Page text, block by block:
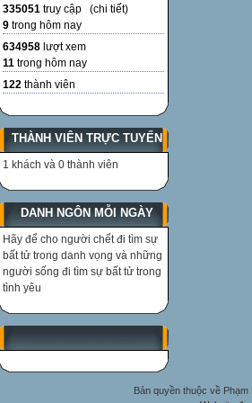
335051 truy cập (chi tiết)
9 trong hôm nay
634958 lượt xem
11 trong hôm nay
122 thành viên
THÀNH VIÊN TRỰC TUYẾN
1 khách và 0 thành viên
DANH NGÔN MỖI NGÀY
Hãy để cho người chết đi tìm sự
bất tử trong danh vọng và những
người sống đi tìm sự bất tử trong
tình yêu
Bản quyền thuộc về